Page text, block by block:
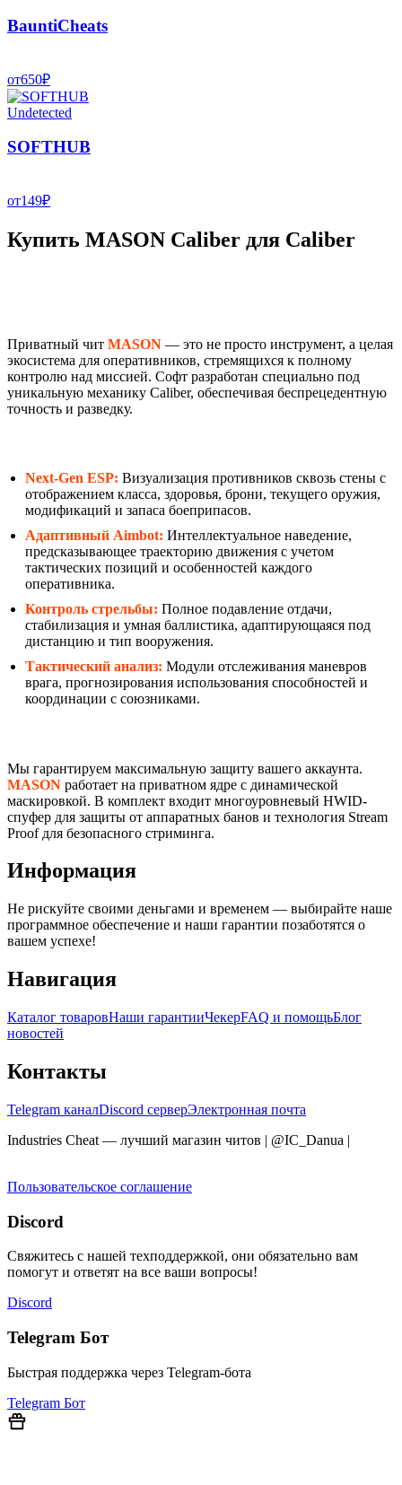
BauntiCheats
от650₽
Undetected
SOFTHUB
от149₽
Купить MASON Caliber для Caliber
Приватный чит MASON — это не просто инструмент, а целая
экосистема для оперативников, стремящихся к полному
контролю над миссией. Софт разработан специально под
уникальную механику Caliber, обеспечивая беспрецедентную
точность и разведку.
Next-Gen ESP: Визуализация противников сквозь стены с
отображением класса, здоровья, брони, текущего оружия,
модификаций и запаса боеприпасов.
Адаптивный Aimbot: Интеллектуальное наведение,
предсказывающее траекторию движения с учетом
тактических позиций и особенностей каждого
оперативника.
Контроль стрельбы: Полное подавление отдачи,
стабилизация и умная баллистика, адаптирующаяся под
дистанцию и тип вооружения.
Тактический анализ: Модули отслеживания маневров
врага, прогнозирования использования способностей и
координации с союзниками.
Мы гарантируем максимальную защиту вашего аккаунта.
MASON работает на приватном ядре с динамической
маскировкой. В комплект входит многоуровневый HWID-
спуфер для защиты от аппаратных банов и технология Stream
Proof для безопасного стриминга.
Информация
Не рискуйте своими деньгами и временем — выбирайте наше
программное обеспечение и наши гарантии позаботятся о
вашем успехе!
Навигация
Каталог товаровНаши гарантииЧекерFAQ и помощьБлог
новостей
Контакты
Telegram каналDiscord серверЭлектронная почта
Industries Cheat — лучший магазин читов | @IC_Danua |
Пользовательское соглашение
Discord
Свяжитесь с нашей техподдержкой, они обязательно вам
помогут и ответят на все ваши вопросы!
Discord
Telegram Бот
Быстрая поддержка через Telegram-бота
Telegram Бот